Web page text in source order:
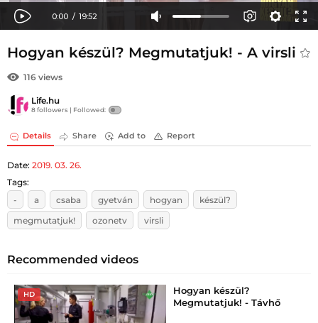
Hogyan készül? Megmutatjuk! - A virsli
116 views
Life.hu
8 followers | Followed:
Details Share Add to Report
Date: 2019. 03. 26.
Tags:
-
a csaba gyetván hogyan
készül?
megmutatjuk!
ozonetv virsli
Recommended videos
HD
Hogyan készül?
Megmutatjuk! - Távhő